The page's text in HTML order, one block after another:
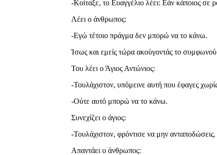
-Κοίταξε, το Ευαγγέλιο λέει: Εάν κάποιος σε
Λέει ο άνθρωπος:
-Εγώ τέτοιο πράγμα δεν μπορώ να το κάνω.
Ίσως και εμείς τώρα ακούγοντάς το
Του λέει ο Άγιος Αντώνιος:
-Τουλάχιστον, υπόμεινε αυτή που έφαγες
-Ούτε αυτό μπορώ να το κάνω.
Συνεχίζει ο άγιος:
-Τουλάχιστον, φρόντισε να μην
Απαντάει ο άνθρωπος: